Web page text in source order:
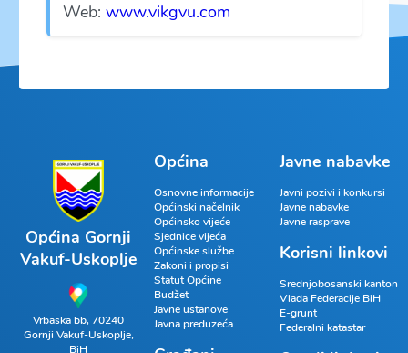
Web: www.vikgvu.com
Općina Gornji
Vakuf-Uskoplje
Vrbaska bb, 70240
Gornji Vakuf-Uskoplje,
BiH
Općina
Osnovne informacije
Općinski načelnik
Općinsko vijeće
Sjednice vijeća
Općinske službe
Zakoni i propisi
Statut Općine
Budžet
Javne ustanove
Javna preduzeća
Javne nabavke
Javni pozivi i konkursi
Javne nabavke
Javne rasprave
Korisni linkovi
Srednjobosanski kanton
Vlada Federacije BiH
E-grunt
Federalni katastar